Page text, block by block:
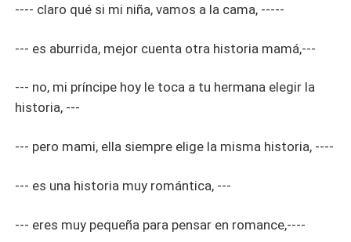
---- claro qué si mi niña, vamos a la cama, -----
--- es aburrida, mejor cuenta otra historia mamá,---
--- no, mi príncipe hoy le toca a tu hermana elegir la
historia, ---
--- pero mami, ella siempre elige la misma historia, ----
--- es una historia muy romántica, ---
--- eres muy pequeña para pensar en romance,----